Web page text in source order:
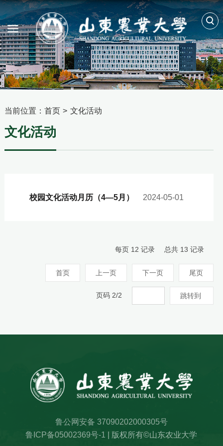
当前位置： 首页 > 文化活动
文化活动
校园文化活动月历（4—5月） 2024-05-01
每页 12 记录 总共 13 记录
首页 上一页 下一页 尾页
页码 2/2 跳转到
鲁公网安备 37090202000305号
鲁ICP备05002369号-1 | 版权所有©山东农业大学